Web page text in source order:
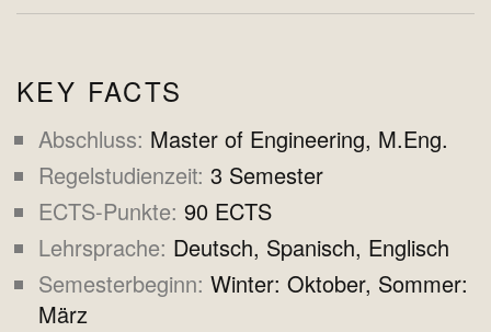
KEY FACTS
Abschluss Master of Engineering, M.Eng.
Regelstudienzeit 3 Semester
ECTS-Punkte 90 ECTS
Lehrsprache Deutsch, Spanisch, Englisch
Semesterbeginn Winter: Oktober, Sommer:
März